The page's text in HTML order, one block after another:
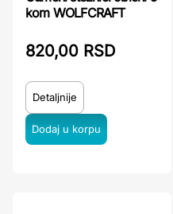
kom WOLFCRAFT
820,00 RSD
Detaljnije